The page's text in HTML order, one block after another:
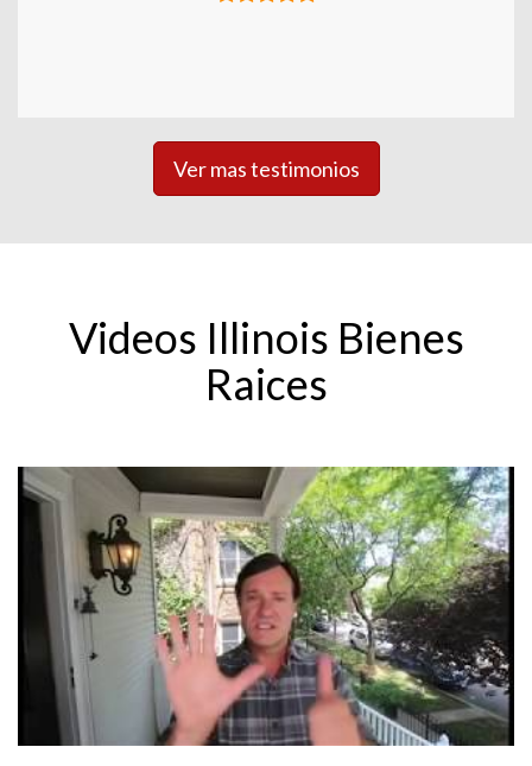
Ver mas testimonios
Videos Illinois Bienes
Raices